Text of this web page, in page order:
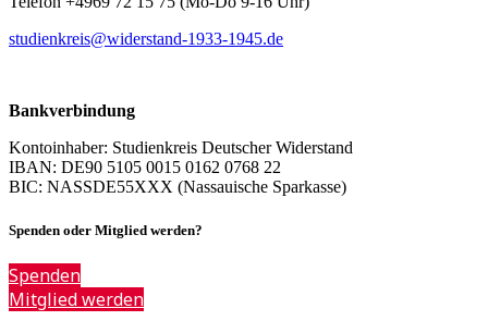
studienkreis@widerstand-1933-1945.de
Bankverbindung
Kontoinhaber: Studienkreis Deutscher Widerstand
IBAN: DE90 5105 0015 0162 0768 22
BIC: NASSDE55XXX (Nassauische Sparkasse)
Spenden oder Mitglied werden?
Spenden
Mitglied werden